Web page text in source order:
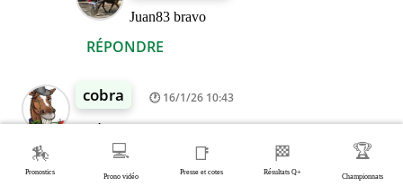
RÉPONDRE
Juan83 bravo
cobra 16/1/26 10:43
Bjr à tous
MA BASE
🏇
Pronostics
💻
Prono vidéo
📑
Presse et cotes
🏁
Résultats Q+
🏆
Championnats